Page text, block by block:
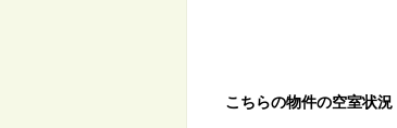
こちらの物件の空室状況